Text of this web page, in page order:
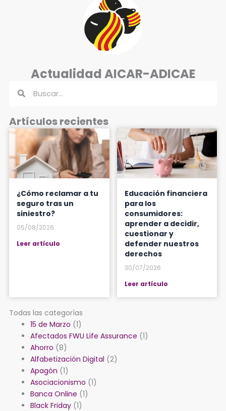
Actualidad AICAR-ADICAE
Artículos recientes
¿Cómo reclamar a tu
seguro tras un
siniestro?
05/08/2026
Leer artículo
Educación financiera
para los
consumidores:
aprender a decidir,
cuestionar y
defender nuestros
derechos
30/07/2026
Leer artículo
Todas las categorías
15 de Marzo (1)
Afectados FWU Life Assurance (1)
Ahorro (8)
Alfabetización Digital (2)
Apagón (1)
Asociacionismo (1)
Banca Online (1)
Black Friday(1)